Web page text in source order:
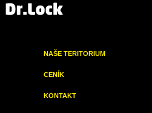
NAŠE TERITORIUM
CENÍK
KONTAKT